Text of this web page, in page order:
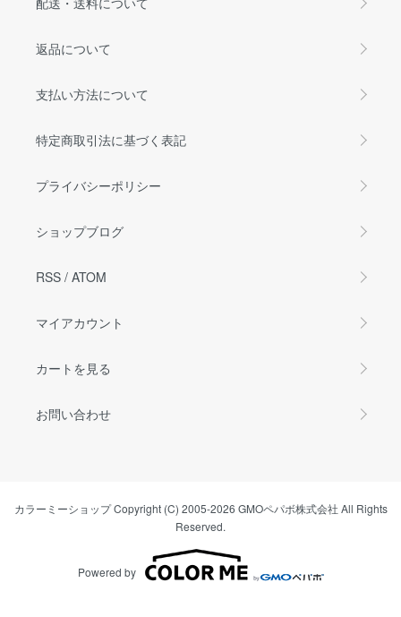
返品について
支払い方法について
特定商取引法に基づく表記
プライバシーポリシー
ショップブログ
RSS / ATOM
マイアカウント
カートを見る
お問い合わせ
カラーミーショップCopyright (C) 2005-2026 GMOペパボ株式会社 All Rights
Reserved.
Powered by